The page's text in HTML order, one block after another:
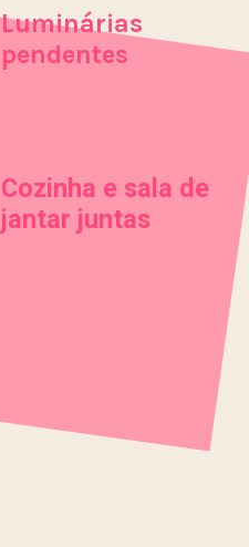
Luminárias
pendentes
Cozinha e sala de
jantar juntas